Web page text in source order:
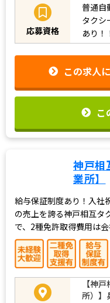
応募資格
普通自
タクシ
あり！
この求人
こ
神戸相
業所】
給与保証制度あり！入社
の売上を誇る神戸相互タ
で、2種免許取得費用は
【神
所）】